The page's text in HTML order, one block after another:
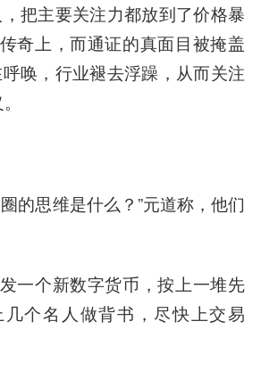
把主要关注力都放到了价格暴
奇上，而通证的真面目被掩盖
唤，行业褪去浮躁，从而关注
思维是什么？”元道称，他们
个新数字货币，按上一堆先
个名人做背书，尽快上交易